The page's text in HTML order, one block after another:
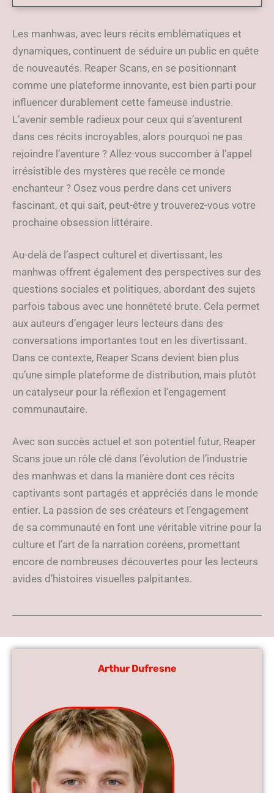
Les manhwas, avec leurs récits emblématiques et
dynamiques, continuent de séduire un public en quête
de nouveautés. Reaper Scans, en se positionnant
comme une plateforme innovante, est bien parti pour
influencer durablement cette fameuse industrie.
L’avenir semble radieux pour ceux qui s’aventurent
dans ces récits incroyables, alors pourquoi ne pas
rejoindre l’aventure ? Allez-vous succomber à l’appel
irrésistible des mystères que recèle ce monde
enchanteur ? Osez vous perdre dans cet univers
fascinant, et qui sait, peut-être y trouverez-vous votre
prochaine obsession littéraire.
Au-delà de l’aspect culturel et divertissant, les
manhwas offrent également des perspectives sur des
questions sociales et politiques, abordant des sujets
parfois tabous avec une honnêteté brute. Cela permet
aux auteurs d’engager leurs lecteurs dans des
conversations importantes tout en les divertissant.
Dans ce contexte, Reaper Scans devient bien plus
qu’une simple plateforme de distribution, mais plutôt
un catalyseur pour la réflexion et l’engagement
communautaire.
Avec son succès actuel et son potentiel futur, Reaper
Scans joue un rôle clé dans l’évolution de l’industrie
des manhwas et dans la manière dont ces récits
captivants sont partagés et appréciés dans le monde
entier. La passion de ses créateurs et l’engagement
de sa communauté en font une véritable vitrine pour la
culture et l’art de la narration coréens, promettant
encore de nombreuses découvertes pour les lecteurs
avides d’histoires visuelles palpitantes.
Arthur Dufresne